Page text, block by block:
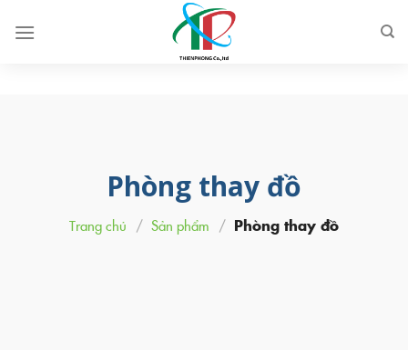
Phòng thay đồ
Trang chủ / Sản phẩm / Phòng thay đồ